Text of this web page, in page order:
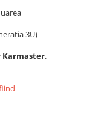
3U)
Karmaster.